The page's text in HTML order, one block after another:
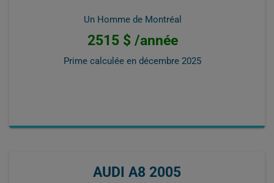
Un Homme de Montréal
2515 $ /année
Prime calculée en décembre 2025
AUDI A8 2005